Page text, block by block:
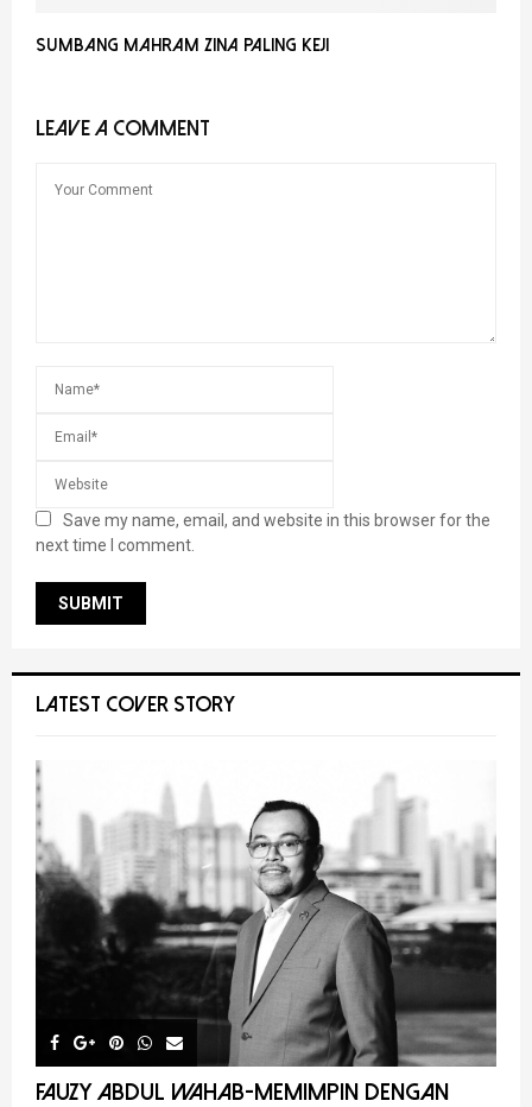
SUMBANG MAHRAM ZINA PALING KEJI
LEAVE A COMMENT
Save my name, email, and website in this browser for the
next time I comment.
LATEST COVER STORY
FAUZY ABDUL WAHAB-MEMIMPIN DENGAN